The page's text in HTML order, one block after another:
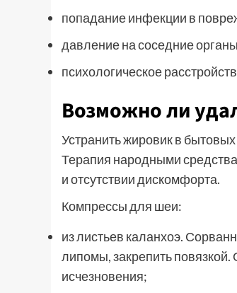
попадание инфекции в
давление на соседние
психологическое
Возможно ли
Устранить жировик в
Терапия народными
и отсутствии дискомфорта.
Компрессы для шеи:
из листьев каланхоэ.
липомы, закрепить повязкой.
исчезновения;